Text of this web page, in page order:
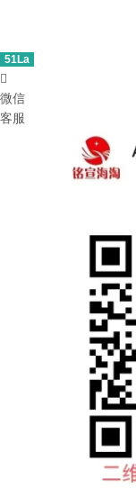
51La

微信
客服